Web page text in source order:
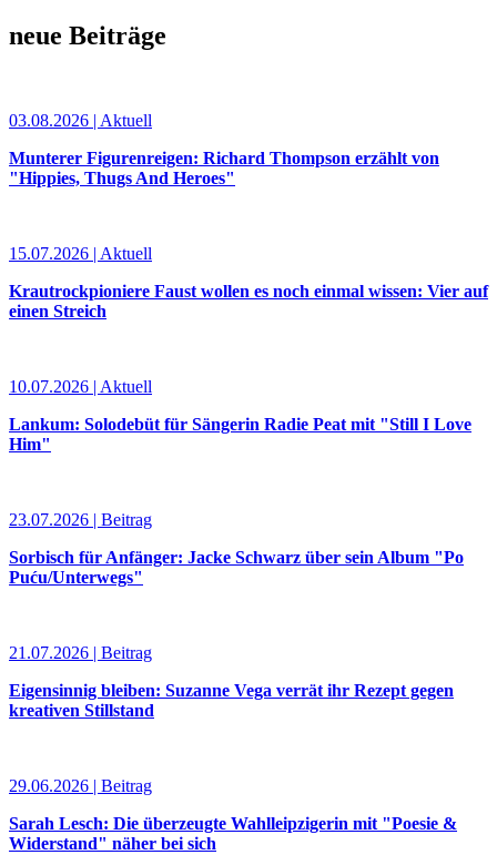
neue Beiträge
03.08.2026 | Aktuell
Munterer Figurenreigen: Richard Thompson erzählt von
"Hippies, Thugs And Heroes"
15.07.2026 | Aktuell
Krautrockpioniere Faust wollen es noch einmal wissen: Vier auf
einen Streich
10.07.2026 | Aktuell
Lankum: Solodebüt für Sängerin Radie Peat mit "Still I Love
Him"
23.07.2026 | Beitrag
Sorbisch für Anfänger: Jacke Schwarz über sein Album "Po
Puću/Unterwegs"
21.07.2026 | Beitrag
Eigensinnig bleiben: Suzanne Vega verrät ihr Rezept gegen
kreativen Stillstand
29.06.2026 | Beitrag
Sarah Lesch: Die überzeugte Wahlleipzigerin mit "Poesie &
Widerstand" näher bei sich